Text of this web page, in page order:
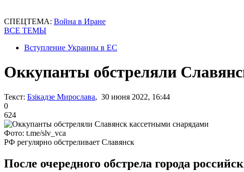
СПЕЦТЕМА: Война в Иране
ВСЕ ТЕМЫ
Вступление Украины в ЕС
Оккупанты обстреляли
Текст: Бзікадзе Мирослава, 30 июня 2022, 16:44
0
624
Фото: t.me/slv_vca
РФ регулярно обстреливает Славянск
После очередного обстрела города